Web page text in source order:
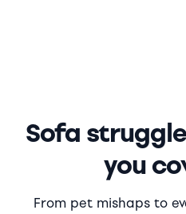
Sofa
you
From pet mishaps to